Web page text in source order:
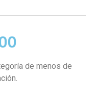
de menos de